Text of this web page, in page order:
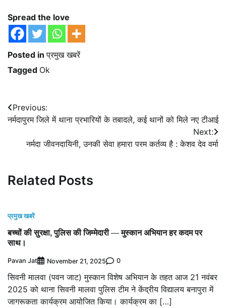
Spread the love
Posted inप्रमुख खबरें
Tagged Ok
Post
navigation
Previous:
नर्मदापुरम जिले में थाना प्रभारियों के तबादले, कई थानों को मिले नए टीआई
Next:
नर्मदा जीवनदायिनी, उनकी सेवा हमारा परम कर्तव्य है : केशव देव वर्मा
Related Posts
प्रमुख खबरें
बच्चों की सुरक्षा, पुलिस की जिम्मेदारी — मुस्कान अभियान हर कदम पर
साथ।
Pavan Jat November 21, 2025 0
सिवनी मालवा (पवन जाट) मुस्कान विशेष अभियान के तहत आज 21 नवंबर
2025 को थाना सिवनी मालवा पुलिस टीम ने केंद्रीय विद्यालय बनापुरा में
जागरूकता कार्यक्रम आयोजित किया। कार्यक्रम का […]